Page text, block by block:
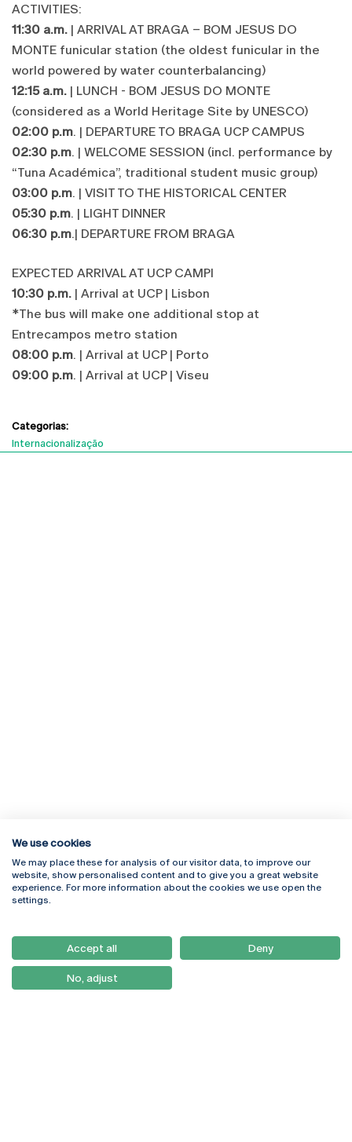
ACTIVITIES:
11:30 a.m. | ARRIVAL AT BRAGA – BOM JESUS DO
MONTE funicular station (the oldest funicular in the
world powered by water counterbalancing)
12:15 a.m. | LUNCH - BOM JESUS DO MONTE
(considered as a World Heritage Site by UNESCO)
02:00 p.m. | DEPARTURE TO BRAGA UCP CAMPUS
02:30 p.m. | WELCOME SESSION (incl. performance by
“Tuna Académica”, traditional student music group)
03:00 p.m. | VISIT TO THE HISTORICAL CENTER
05:30 p.m. | LIGHT DINNER
06:30 p.m.​​​​​​​| DEPARTURE FROM BRAGA
EXPECTED ARRIVAL AT UCP CAMPI
10:30 p.m. | Arrival at UCP | Lisbon
*The bus will make one additional stop at
Entrecampos metro station
08:00 p.m. | Arrival at UCP | Porto
09:00 p.m. | Arrival at UCP | Viseu
Categorias:
Internacionalização
Rua Diogo Botelho 1327
4169-005 Porto
+351 226 196 240
Campus Online
Webmail
Como Chegar
Newsletter
We use cookies
We may place these for analysis of our visitor data, to improve our
website, show personalised content and to give you a great website
experience. For more information about the cookies we use open the
settings.
Accept all Deny
No, adjust